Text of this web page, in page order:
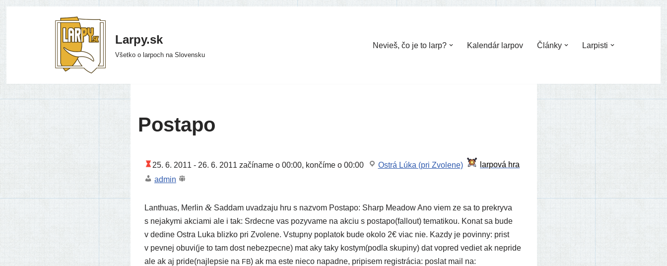
Larpy.sk
Všetko o larpoch na Slovensku
Nevieš, čo je to larp? Kalendár larpov Články Larpisti
Postapo
25. 6. 2011 -26. 6. 2011 začí­na­me o 00:00, kon­čí­me o 00:00
Ostrá Lúka (pri Zvolene)
admin
Lanthuas, Merlin &Saddam uva­dza­ju hru s nazvom Postapo: Sharp Meadow Ano viem ze sa to pre­kry­va
s neja­ky­mi akci­ami ale i tak: Srdecne vas pozy­va­me na akciu s postapo(fallout) tema­ti­kou. Konat sa bude
v dedi­ne Ostra Luka bliz­ko pri Zvolene. Vstupny popla­tok bude oko­lo 2€ viac nie. Kazdy je povin­ny: pri­st
v pev­nej obuvi(je to tam dost nebez­pec­ne) mat aky taky kostym(podla sku­pi­ny) dat vopred vediet ak nepri­de
ale ak aj pride(najlepsie na FB) ak ma este nie­co napad­ne, pri­pi­sem regis­trá­cia: poslat mail na: